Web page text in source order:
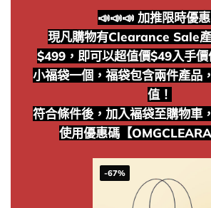
📣📣📣 加推限時優惠
現凡購物有Clearance Sale
$499，即可以超值價$49入手
小福袋一個，福袋包含兩件產品
值！
符合條件後，加入褔袋至購物車
使用優惠碼【
-67%